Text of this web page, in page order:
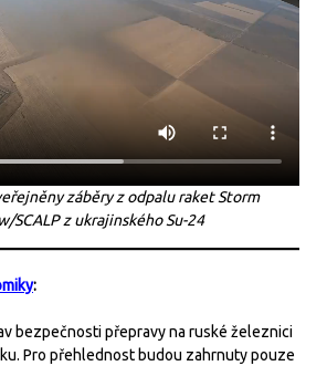
záběry z odpalu raket Storm
SCALP z ukrajinského Su-24
:
bezpečnosti přepravy na ruské železnici
Pro přehlednost budou zahrnuty pouze